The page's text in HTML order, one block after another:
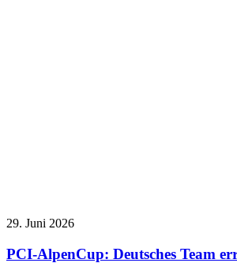
29. Juni 2026
PCI-AlpenCup: Deutsches Team